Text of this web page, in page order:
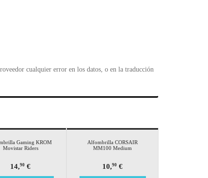
cualquier error en los datos, o en la traducción
Gaming KROM
Movistar Riders
14,90 €
Alfombrilla CORSAIR
MM100 Medium
10,90 €